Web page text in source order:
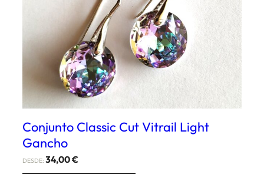
Conjunto Classic Cut Vitrail Light
Gancho
DESDE: 34,00€